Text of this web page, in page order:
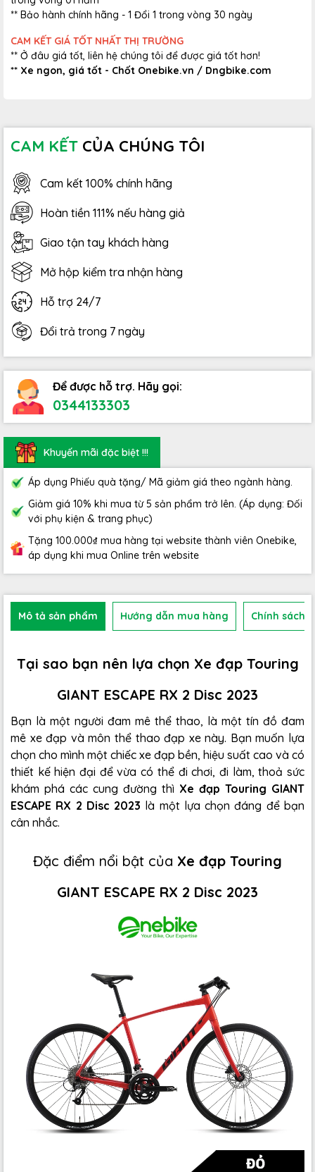
** Bảo hành chính hãng - 1 Đổi 1 trong vòng 30 ngày
CAM KẾT GIÁ TỐT NHẤT THỊ TRƯỜNG
** Ở đâu giá tốt, liên hệ chúng tôi để được giá tốt hơn!
** Xe ngon, giá tốt - Chốt Onebike.vn / Dngbike.com
CAM KẾT CỦA CHÚNG TÔI
Cam kết 100% chính hãng
Hoàn tiền 111% nếu hàng giả
Giao tận tay khách hàng
Mở hộp kiểm tra nhận hàng
Hỗ trợ 24/7
Đổi trả trong 7 ngày
Để được hỗ trợ. Hãy gọi:
0344133303
Khuyến mãi đặc biệt !!!
Áp dụng Phiếu quà tặng/ Mã giảm giá theo ngành hàng.
Giảm giá 10% khi mua từ 5 sản phẩm trở lên. (Áp dụng: Đối
với phụ kiện & trang phục)
Tặng 100.000₫ mua hàng tại website thành viên Onebike,
áp dụng khi mua Online trên website
Mô tả sản phẩm Hướng dẫn mua hàng Chính sách
Tại sao bạn nên lựa chọn Xe đạp Touring
GIANT ESCAPE RX 2 Disc 2023
Bạn là một người đam mê thể thao, là một tín đồ đam
mê xe đạp và môn thể thao đạp xe này. Bạn muốn lựa
chọn cho mình một chiếc xe đạp bền, hiệu suất cao và có
thiết kế hiện đại để vừa có thể đi chơi, đi làm, thoả sức
khám phá các cung đường thì Xe đạp Touring GIANT
ESCAPE RX 2 Disc 2023 là một lựa chọn đáng để bạn
cân nhắc.
Đặc điểm nổi bật của Xe đạp Touring
GIANT ESCAPE RX 2 Disc 2023